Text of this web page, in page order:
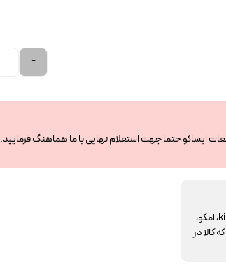
-
ایساکو حتما جهت استعلام نهایی با ما هماهنگ فرمایید.
درخواست مرجوع کردن کالا در گروه اجناس اورجینال (ایساکو، کروز، kik، امکو،
کالا در